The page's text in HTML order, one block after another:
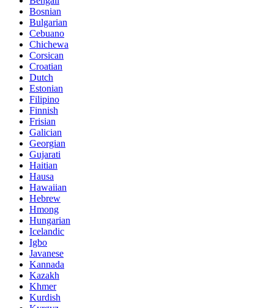
Bosnian
Bulgarian
Cebuano
Chichewa
Corsican
Croatian
Dutch
Estonian
Filipino
Finnish
Frisian
Galician
Georgian
Gujarati
Haitian
Hausa
Hawaiian
Hebrew
Hmong
Hungarian
Icelandic
Igbo
Javanese
Kannada
Kazakh
Khmer
Kurdish